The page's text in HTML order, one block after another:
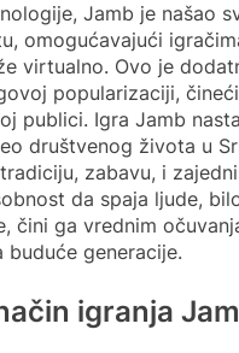
Jamb je našao
omogućavajući
virtualno. Ovo je
popularizaciji,
publici. Igra Jamb
društvenog života u
zabavu, i
da spaja ljude,
čini ga vrednim
buduće generacije.
igranja